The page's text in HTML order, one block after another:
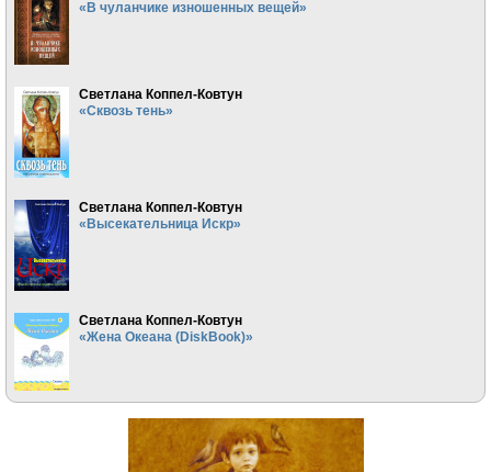
«В чуланчике изношенных вещей»
Светлана Коппел-Ковтун
«Сквозь тень»
Светлана Коппел-Ковтун
«Высекательница Искр»
Светлана Коппел-Ковтун
«Жена Океана (DiskBook)»